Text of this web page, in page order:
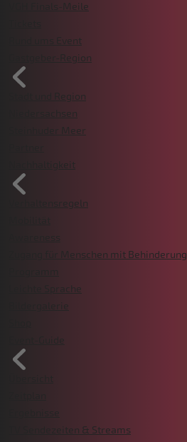
VGH Finals-Meile
Rund ums Event
Gastgeber-Region
Stadt und Region
Niedersachsen
Steinhuder Meer
Nachhaltigkeit
Verhaltensregeln
Zugang für Menschen mit Behinderung
Leichte Sprache
Bildergalerie
TV Sendezeiten & Streams